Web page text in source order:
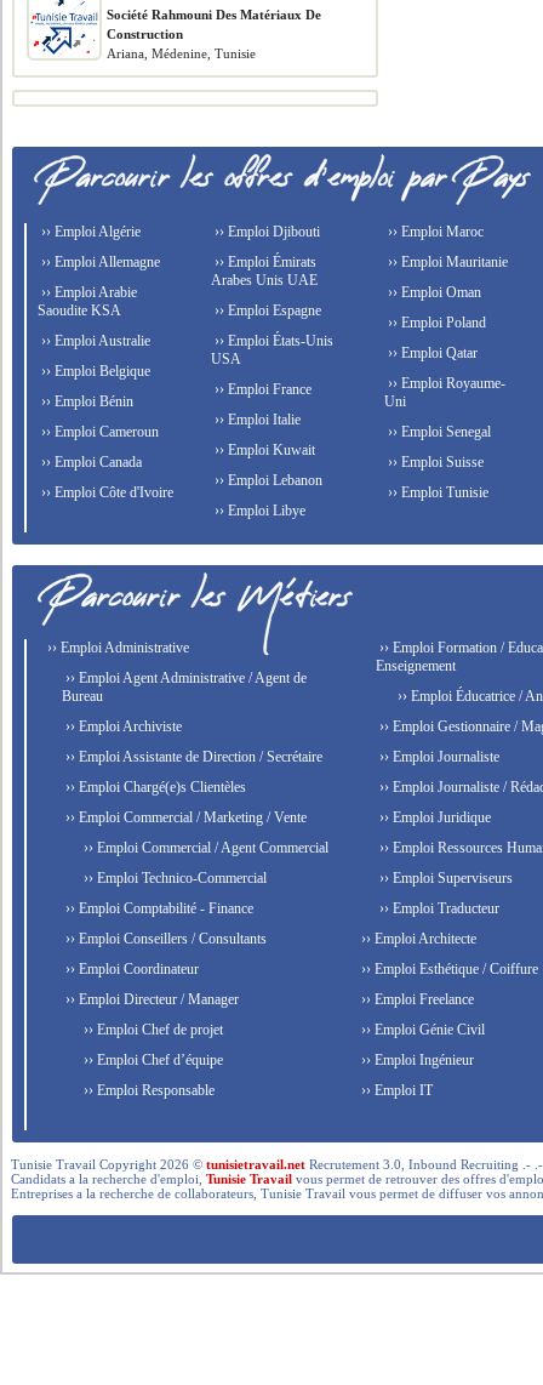
Société Rahmouni Des Matériaux De
Construction
Ariana, Médenine, Tunisie
›› Emploi Algérie
›› Emploi Allemagne
›› Emploi Arabie
Saoudite KSA
›› Emploi Australie
›› Emploi Belgique
›› Emploi Bénin
›› Emploi Cameroun
›› Emploi Canada
›› Emploi Côte d'Ivoire
›› Emploi Djibouti
›› Emploi Émirats
Arabes Unis UAE
›› Emploi Espagne
›› Emploi États-Unis
USA
›› Emploi France
›› Emploi Italie
›› Emploi Kuwait
›› Emploi Lebanon
›› Emploi Libye
›› Emploi Maroc
›› Emploi Mauritanie
›› Emploi Oman
›› Emploi Poland
›› Emploi Qatar
›› Emploi Royaume-
Uni
›› Emploi Senegal
›› Emploi Suisse
›› Emploi Tunisie
›› Emploi Administrative
›› Emploi Agent Administrative / Agent de
Bureau
›› Emploi Archiviste
›› Emploi Assistante de Direction / Secrétaire
›› Emploi Chargé(e)s Clientèles
›› Emploi Commercial / Marketing / Vente
›› Emploi Commercial / Agent Commercial
›› Emploi Technico-Commercial
›› Emploi Comptabilité - Finance
›› Emploi Conseillers / Consultants
›› Emploi Coordinateur
›› Emploi Directeur / Manager
›› Emploi Chef de projet
›› Emploi Chef d’équipe
›› Emploi Responsable
›› Emploi Formation /
Enseignement
›› Emploi Éducatrice /
›› Emploi Gestionnaire /
›› Emploi Journaliste
›› Emploi Journaliste /
›› Emploi Juridique
›› Emploi Ressources
›› Emploi Superviseurs
›› Emploi Traducteur
›› Emploi Architecte
›› Emploi Esthétique / Coiffure
›› Emploi Freelance
›› Emploi Génie Civil
›› Emploi Ingénieur
›› Emploi IT
Tunisie Travail Copyright 2026 ©tunisietravail.net Recrutement 3.0, Inbound Recruiting .-
Candidats a la recherche d'emploi,Tunisie Travail vous permet de retrouver des offres
Entreprises a la recherche de collaborateurs, Tunisie Travail vous permet de diffuser vos